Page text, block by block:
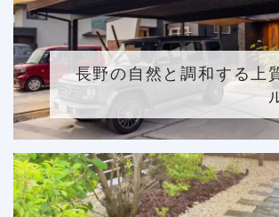
長野の自然と調和する上